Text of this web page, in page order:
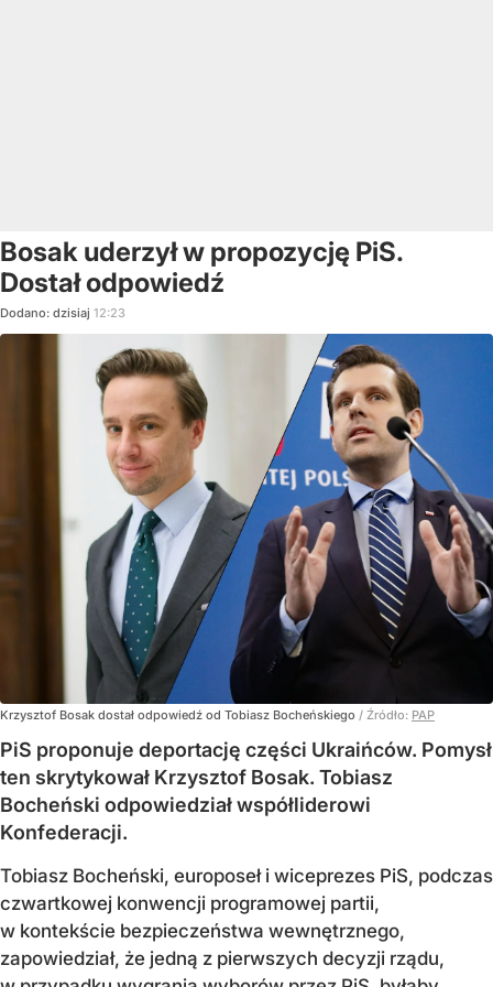
Bosak uderzył w propozycję PiS.
Dostał odpowiedź
Dodano: dzisiaj 12:23
Krzysztof Bosak dostał odpowiedź od Tobiasz Bocheńskiego / Źródło: PAP
PiS proponuje deportację części Ukraińców. Pomysł
ten skrytykował Krzysztof Bosak. Tobiasz
Bocheński odpowiedział współliderowi
Konfederacji.
Tobiasz Bocheński, europoseł i wiceprezes PiS, podczas
czwartkowej konwencji programowej partii,
w kontekście bezpieczeństwa wewnętrznego,
zapowiedział, że jedną z pierwszych decyzji rządu,